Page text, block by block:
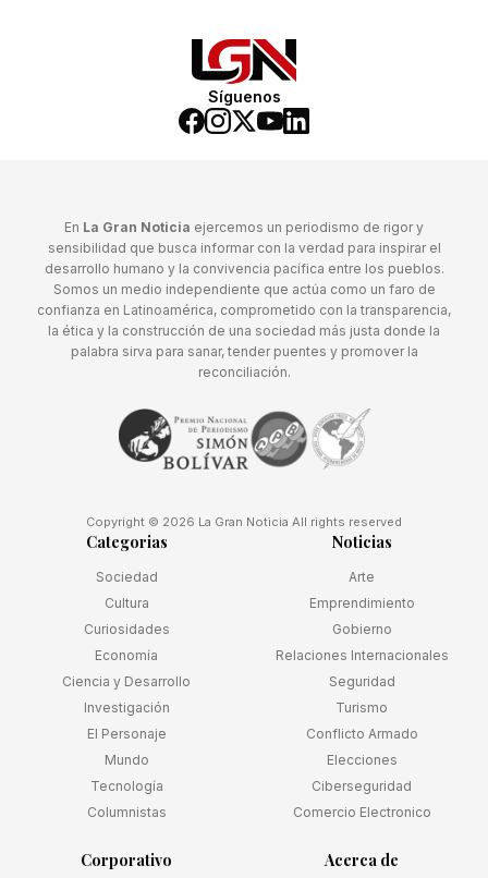
Síguenos
En La Gran Noticia ejercemos un periodismo de rigor y
sensibilidad que busca informar con la verdad para inspirar el
desarrollo humano y la convivencia pacífica entre los pueblos.
Somos un medio independiente que actúa como un faro de
confianza en Latinoamérica, comprometido con la transparencia,
la ética y la construcción de una sociedad más justa donde la
palabra sirva para sanar, tender puentes y promover la
reconciliación.
Copyright © 2026 La Gran Noticia All rights reserved
Categorias
Sociedad
Cultura
Curiosidades
Economía
Ciencia y Desarrollo
Investigación
El Personaje
Mundo
Tecnología
Columnistas
Noticias
Arte
Emprendimiento
Gobierno
Relaciones Internacionales
Seguridad
Turismo
Conflicto Armado
Elecciones
Ciberseguridad
Comercio Electronico
Corporativo Acerca de